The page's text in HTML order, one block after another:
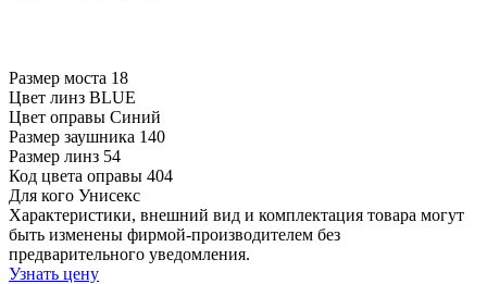
Размер моста 18
Цвет линз BLUE
Цвет оправы Синий
Размер заушника 140
Размер линз 54
Код цвета оправы 404
Для кого Унисекс
Характеристики, внешний вид и комплектация товара могут
быть изменены фирмой-производителем без
предварительного уведомления.
Узнать цену